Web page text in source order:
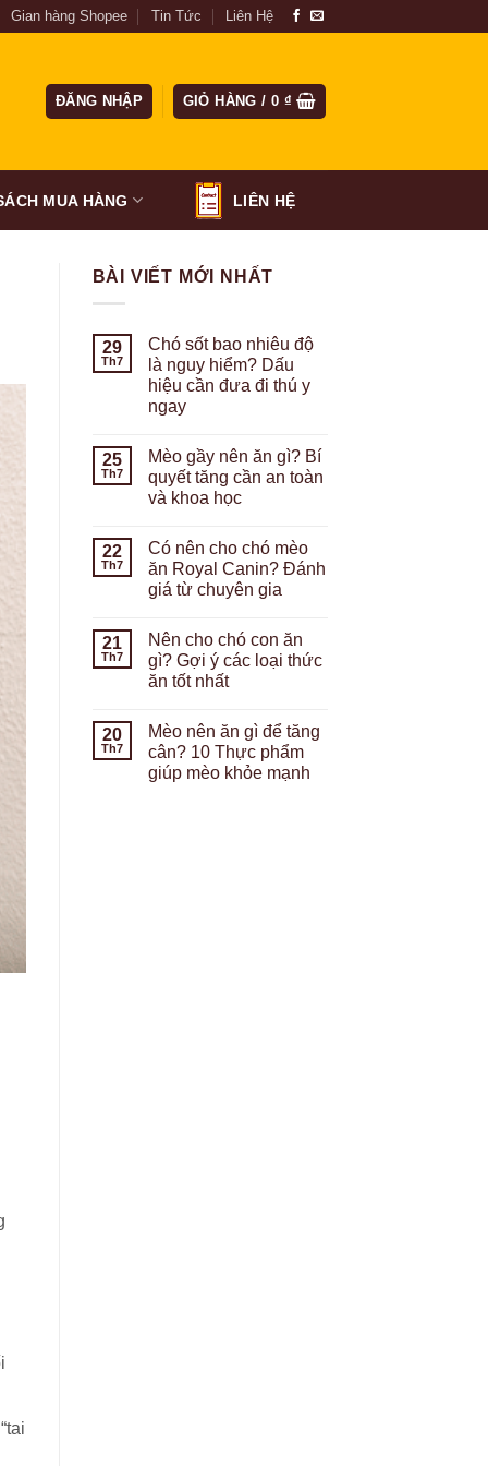
Gian hàng Shopee Tin Tức Liên Hệ
ĐĂNG NHẬP GIỎ HÀNG / 0 ₫
MUA HÀNG LIÊN HỆ
BÀI VIẾT MỚI NHẤT
29
Th7
Chó sốt bao nhiêu độ
là nguy hiểm? Dấu
hiệu cần đưa đi thú y
ngay
25
Th7
Mèo gầy nên ăn gì? Bí
quyết tăng cần an toàn
và khoa học
22
Th7
Có nên cho chó mèo
ăn Royal Canin? Đánh
giá từ chuyên gia
21
Th7
Nên cho chó con ăn
gì? Gợi ý các loại thức
ăn tốt nhất
20
Th7
Mèo nên ăn gì để tăng
cân? 10 Thực phẩm
giúp mèo khỏe mạnh